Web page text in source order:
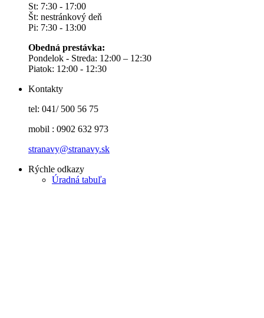
St: 7:30 - 17:00
Št: nestránkový deň
Pi: 7:30 - 13:00
Obedná prestávka:
Pondelok - Streda: 12:00 – 12:30
Piatok: 12:00 - 12:30
Kontakty
tel: 041/ 500 56 75
mobil : 0902 632 973
stranavy@stranavy.sk
Rýchle odkazy
Úradná tabuľa